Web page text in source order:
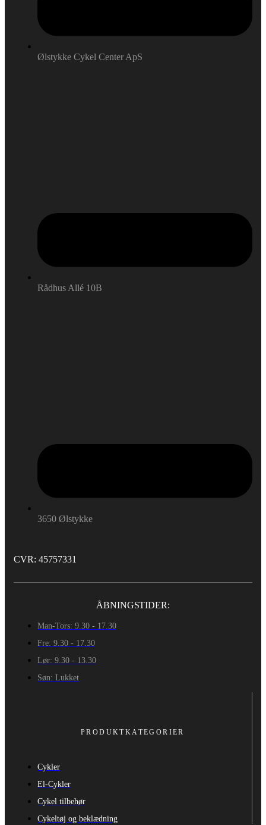
Ølstykke Cykel Center ApS
Rådhus Allé 10B
3650 Ølstykke
CVR: 45757331
ÅBNINGSTIDER:
Man-Tors: 9.30 - 17.30
Fre: 9.30 - 17.30
Lør: 9.30 - 13.30
Søn: Lukket
PRODUKTKATEGORIER
Cykler
El-Cykler
Cykel tilbehør
Cykeltøj og beklædning